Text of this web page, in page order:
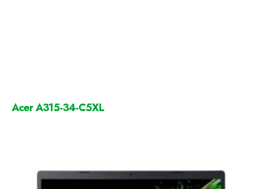
Acer A315-34-C5XL